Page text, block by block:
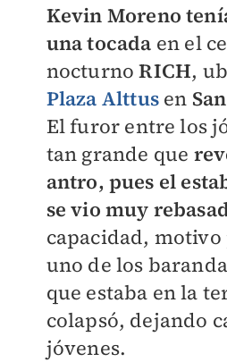
Kevin Moreno
una tocada en el
nocturnoRICH,
Plaza Alttusen
El furor entre los
tan grande que
antro, pues el
se vio muy
capacidad,
uno de los
que estaba en la
colapsó, dejando
jóvenes.